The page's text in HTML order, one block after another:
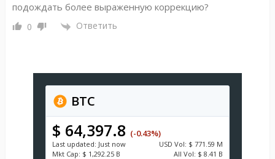
подождать более выраженную коррекцию?
0 Ответить
BTC
$ 64,397.8 (-0.43%)
Last updated: Just now USD Vol: $ 771.59 M
Mkt Cap: $ 1,292.25 B All Vol: $ 8.41 B